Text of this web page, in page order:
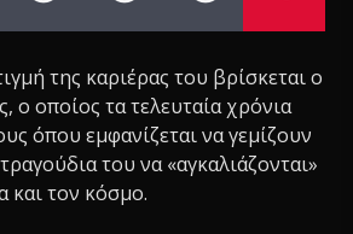
της καριέρας του βρίσκεται ο
ο οποίος τα τελευταία χρόνια
όπου εμφανίζεται να γεμίζουν
του να «αγκαλιάζονται»
και τον κόσμο.